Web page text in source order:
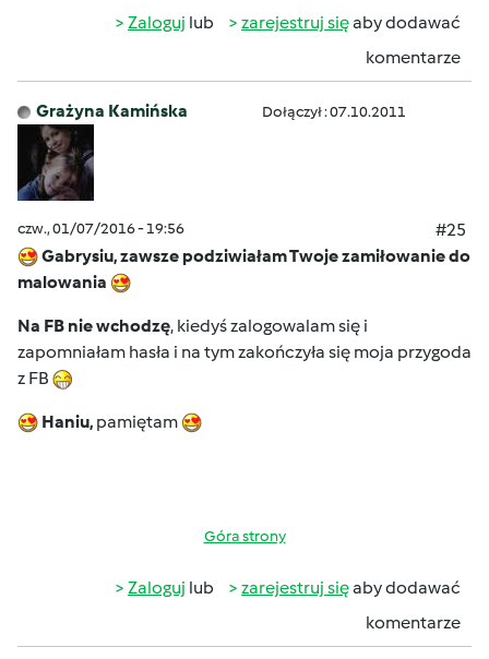
Zaloguj lub zarejestruj sięaby dodawać
komentarze
Grażyna Kamińska Dołączył : 07.10.2011
czw., 01/07/2016 - 19:56
#25
Gabrysiu, zawsze podziwiałam Twoje zamiłowanie do
malowania
Na FB nie wchodzę, kiedyś zalogowalam się i
zapomniałam hasła i na tym zakończyła się moja przygoda
z FB
Haniu, pamiętam
Góra strony
Zaloguj lub zarejestruj sięaby dodawać
komentarze